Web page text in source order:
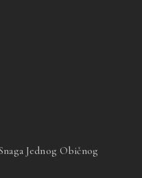
Jednog Običnog